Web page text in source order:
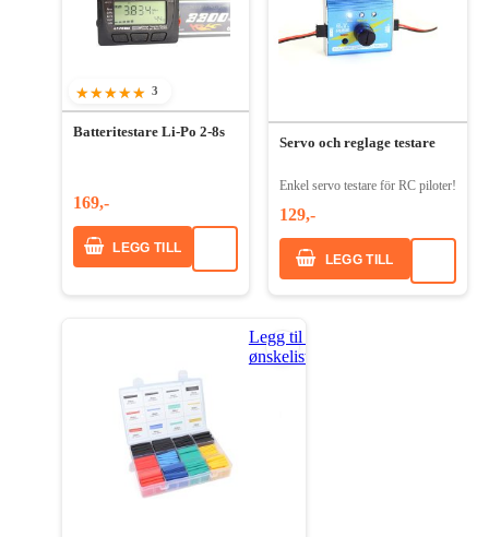
100%
3
Batteritestare Li-Po 2-8s
169,-
LEGG TILL
Servo och reglage testare
Enkel servo testare för RC piloter!
129,-
LEGG TILL
Legg til i
ønskeliste